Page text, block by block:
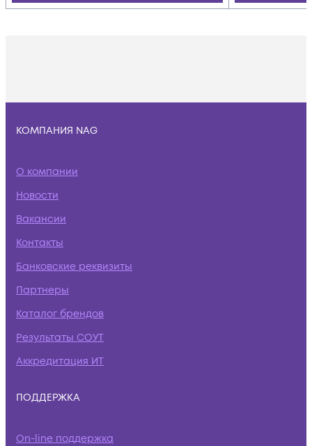
КОМПАНИЯ NAG
О компании
Новости
Вакансии
Контакты
Банковские реквизиты
Партнеры
Каталог брендов
Результаты СОУТ
Аккредитация ИТ
ПОДДЕРЖКА
On-line поддержка